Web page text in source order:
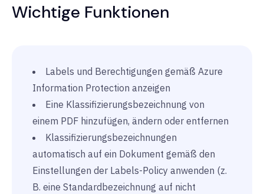
Wichtige Funktionen
Labels und Berechtigungen gemäß Azure
Information Protection anzeigen
Eine Klassifizierungsbezeichnung von
einem PDF hinzufügen, ändern oder entfernen
Klassifizierungsbezeichnungen
automatisch auf ein Dokument gemäß den
Einstellungen der Labels-Policy anwenden (z.
B. eine Standardbezeichnung auf nicht